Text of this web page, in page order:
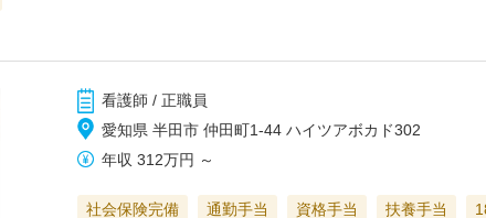
看護師 / 正職員
愛知県 半田市 仲田町1-44 ハイツアボカド302
年収 312万円 ～
社会保険完備 通勤手当 資格手当 扶養手当